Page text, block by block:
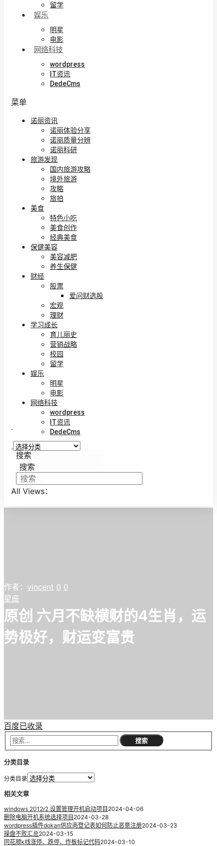
留学
娱乐
明星
电影
网络科技
wordpress
IT资讯
DedeCms
菜单
诺丽资讯
诺丽体验分享
诺丽质量分辨
诺丽科研
旅游发现
国内旅游攻略
境外旅游
攻略
旅拍
美食
特色小吃
美食创作
经典美食
保健美容
美容减肥
养生保健
财经
股票
爱问财选股
宏观
理财
学习成长
育儿丽史
营销战略
校园
留学
娱乐
明星
电影
网络科技
wordpress
IT资讯
DedeCms
.
.
搜索
搜索
All Views：
作者： vincent 0 0
星座
原创 六月不缺横财的4生肖，运
势极好，财运变富贵
百度已收录
分类目录
分类目录
相关文章
windows 2012r2 设置管理开机启动项目 2024-04-06
删除电脑开机系统选择项目 2024-03-28
wordpress插件dokan供应商登记表如何防止恶意注册2024-03-23
操盘不败汇总2024-03-15
同花顺k线涨停、跌停、炸板标记代码2024-03-10